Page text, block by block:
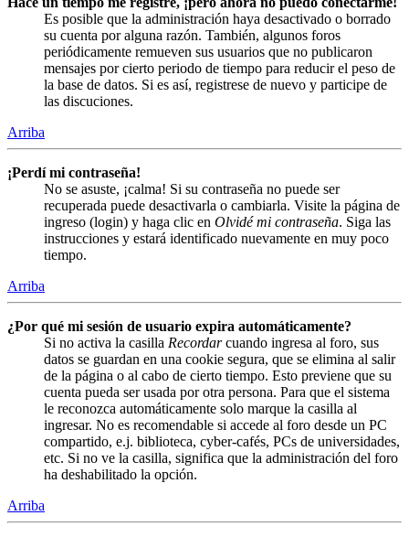
Es posible que la administración haya desactivado o borrado
su cuenta por alguna razón. También, algunos foros
periódicamente remueven sus usuarios que no publicaron
mensajes por cierto periodo de tiempo para reducir el peso de
la base de datos. Si es así, registrese de nuevo y participe de
las discuciones.
Arriba
¡Perdí mi contraseña!
No se asuste, ¡calma! Si su contraseña no puede ser
recuperada puede desactivarla o cambiarla. Visite la página de
ingreso (login) y haga clic en Olvidé mi contraseña. Siga las
instrucciones y estará identificado nuevamente en muy poco
tiempo.
Arriba
¿Por qué mi sesión de usuario expira automáticamente?
Si no activa la casilla Recordarcuando ingresa al foro, sus
datos se guardan en una cookie segura, que se elimina al salir
de la página o al cabo de cierto tiempo. Esto previene que su
cuenta pueda ser usada por otra persona. Para que el sistema
le reconozca automáticamente solo marque la casilla al
ingresar. No es recomendable si accede al foro desde un PC
compartido, e.j. biblioteca, cyber-cafés, PCs de universidades,
etc. Si no ve la casilla, significa que la administración del foro
ha deshabilitado la opción.
Arriba